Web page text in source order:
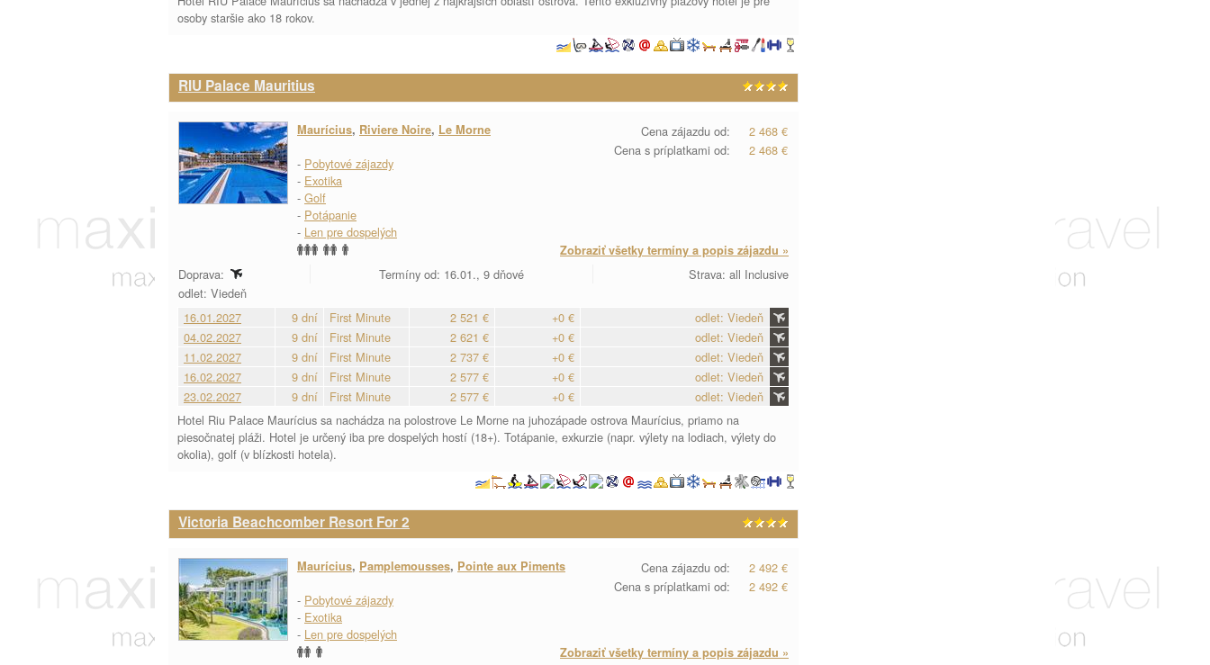
osoby staršie ako 18 rokov.
RIU Palace Mauritius
Cena zájazdu od:
2 468 €
Cena s príplatkami od:
2 468 €
Maurícius, Riviere Noire, Le Morne
- Pobytové zájazdy
- Exotika
- Golf
- Potápanie
- Len pre dospelých
Zobraziť všetky termíny a popis zájazdu »
Doprava: Termíny od: 16.01., 9 dňové
Strava: all Inclusive
odlet: Viedeň
16.01.2027
9 dní First Minute 2 521 € +0 €
odlet: Viedeň
04.02.2027
9 dní First Minute 2 621 € +0 €
odlet: Viedeň
11.02.2027
9 dní First Minute 2 737 € +0 €
odlet: Viedeň
16.02.2027
9 dní First Minute 2 577 € +0 €
odlet: Viedeň
23.02.2027
9 dní First Minute 2 577 € +0 €
odlet: Viedeň
Hotel Riu Palace Maurícius sa nachádza na polostrove Le Morne na juhozápade ostrova Maurícius, priamo na
piesočnatej pláži. Hotel je určený iba pre dospelých hostí (18+). Totápanie, exkurzie (napr. výlety na lodiach, výlety do
okolia), golf (v blízkosti hotela).
Victoria Beachcomber Resort For 2
Cena zájazdu od:
2 492 €
Cena s príplatkami od:
2 492 €
Maurícius, Pamplemousses, Pointe aux Piments
- Pobytové zájazdy
- Exotika
- Len pre dospelých
Zobraziť všetky termíny a popis zájazdu »